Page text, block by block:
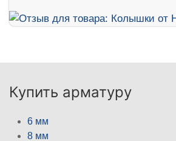
Купить арматуру
6 мм
8 мм